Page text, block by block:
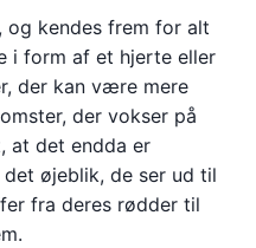
, og kendes frem for alt
i form af et hjerte eller
der kan være mere
der vokser på
at det endda er
øjeblik, de ser ud til
fra deres rødder til